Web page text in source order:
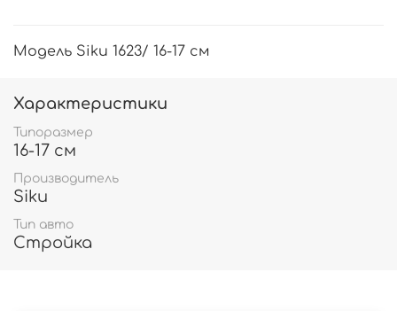
Модель Siku 1623/ 16-17 см
Характеристики
Типоразмер
16-17 см
Производитель
Siku
Тип авто
Стройка